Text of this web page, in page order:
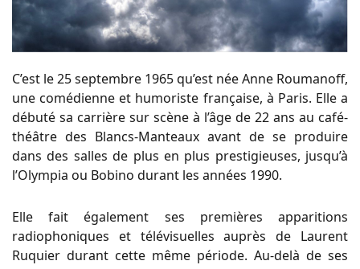
C’est le 25 septembre 1965 qu’est née Anne Roumanoff,
une comédienne et humoriste française, à Paris. Elle a
débuté sa carrière sur scène à l’âge de 22 ans au café-
théâtre des Blancs-Manteaux avant de se produire
dans des salles de plus en plus prestigieuses, jusqu’à
l’Olympia ou Bobino durant les années 1990.
Elle fait également ses premières apparitions
radiophoniques et télévisuelles auprès de Laurent
Ruquier durant cette même période. Au-delà de ses